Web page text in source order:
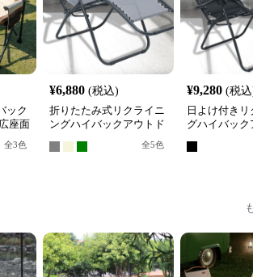
ック
座面
全3色
¥6,880 (税込)
折りたたみ式リクライニ
ングハイバックアウトド
全5色
¥9,280 (税
日よけ付きリ
グハイバック